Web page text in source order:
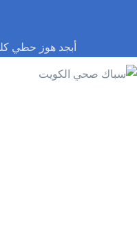
أبجد هوز